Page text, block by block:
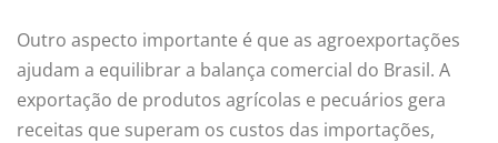
Outro aspecto importante é que as agroexportações
ajudam a equilibrar a balança comercial do Brasil. A
exportação de produtos agrícolas e pecuários gera
receitas que superam os custos das importações,